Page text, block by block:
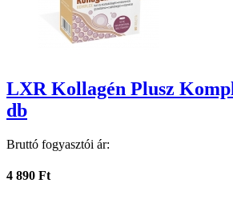
LXR Kollagén Plusz
db
Bruttó fogyasztói ár:
4 890 Ft